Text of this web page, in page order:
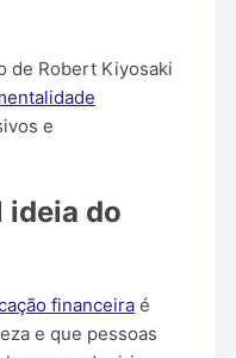
de Robert Kiyosaki
e
ideia do
financeira é
e que pessoas